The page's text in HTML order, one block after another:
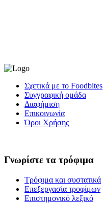
Σχετικά με το Foodbites
Συγγραφική ομάδα
Διαφήμιση
Επικοινωνία
Όροι Χρήσης
Γνωρίστε τα τρόφιμα
Τρόφιμα και συστατικά
Επεξεργασία τροφίμων
Επιστημονικό λεξικό